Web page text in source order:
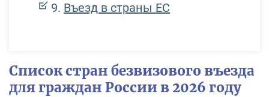
Въезд в страны ЕС
Список стран безвизового въезда
для граждан России в 2026 году